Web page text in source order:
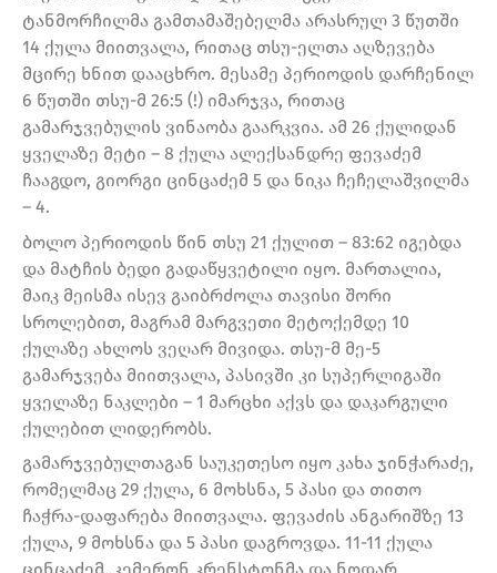
ტანმორჩილმა გამთამაშებელმა არასრულ 3 წუთში
14 ქულა მიითვალა, რითაც თსუ-ელთა აღზევება
მცირე ხნით დააცხრო. მესამე პერიოდის დარჩენილ
6 წუთში თსუ-მ 26:5 (!) იმარჯვა, რითაც
გამარჯვებულის ვინაობა გაარკვია. ამ 26 ქულიდან
ყველაზე მეტი – 8 ქულა ალექსანდრე ფევაძემ
ჩააგდო, გიორგი ცინცაძემ 5 და ნიკა ჩეჩელაშვილმა
– 4.
ბოლო პერიოდის წინ თსუ 21 ქულით – 83:62 იგებდა
და მატჩის ბედი გადაწყვეტილი იყო. მართალია,
მაიკ მეისმა ისევ გაიბრძოლა თავისი შორი
სროლებით, მაგრამ მარგვეთი მეტოქემდე 10
ქულაზე ახლოს ვეღარ მივიდა. თსუ-მ მე-5
გამარჯვება მიითვალა, პასივში კი სუპერლიგაში
ყველაზე ნაკლები – 1 მარცხი აქვს და დაკარგული
ქულებით ლიდერობს.
გამარჯვებულთაგან საუკეთესო იყო კახა ჯინჭარაძე,
რომელმაც 29 ქულა, 6 მოხსნა, 5 პასი და თითო
ჩაჭრა-დაფარება მიითვალა. ფევაძის ანგარიშზე 13
ქულა, 9 მოხსნა და 5 პასი დაგროვდა. 11-11 ქულა